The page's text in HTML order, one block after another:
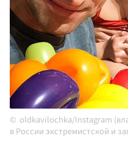
oldkavilochka/Instagram
в России экстремистской и